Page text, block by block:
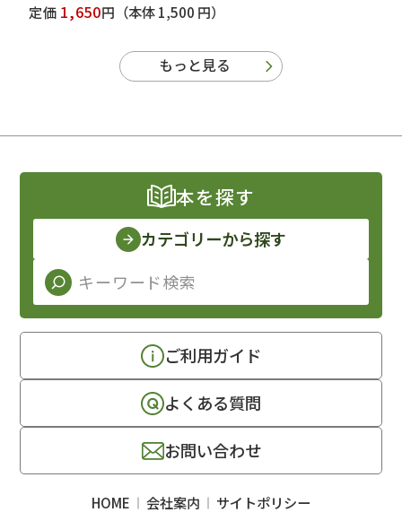
定価 1,650円 （本体 1,500 円）
もっと見る
本を探す
カテゴリーから探す
ご利用ガイド
よくある質問
お問い合わせ
HOME 会社案内
サイトポリシー